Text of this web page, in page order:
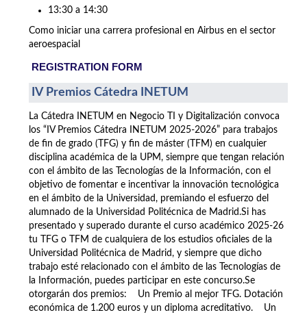
13:30 a 14:30
Como iniciar una carrera profesional en Airbus en el sector
aeroespacial
REGISTRATION FORM
IV Premios Cátedra INETUM
La Cátedra INETUM en Negocio TI y Digitalización convoca
los “IV Premios Cátedra INETUM 2025-2026” para trabajos
de fin de grado (TFG) y fin de máster (TFM) en cualquier
disciplina académica de la UPM, siempre que tengan relación
con el ámbito de las Tecnologías de la Información, con el
objetivo de fomentar e incentivar la innovación tecnológica
en el ámbito de la Universidad, premiando el esfuerzo del
alumnado de la Universidad Politécnica de Madrid.Si has
presentado y superado durante el curso académico 2025-26
tu TFG o TFM de cualquiera de los estudios oficiales de la
Universidad Politécnica de Madrid, y siempre que dicho
trabajo esté relacionado con el ámbito de las Tecnologías de
la Información, puedes participar en este concurso.Se
otorgarán dos premios: Un Premio al mejor TFG. Dotación
económica de 1.200 euros y un diploma acreditativo. Un